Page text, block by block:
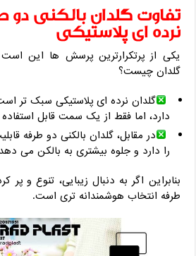
تفاوت گلدان بالکنی دو
نرده‌ ای پلاستیکی
یکی از پرتکرارترین پرسش ‌ها این
گلدان چیست؟
گلدان نرده ‌ای پلاستیکی سبک ‌تر
دارد، اما فقط از یک سمت قابل
در مقابل، گلدان بالکنی دو طرفه
را دارد و جلوه بیشتری به بالکن می‌
بنابراین اگر به دنبال زیبایی، تنوع و
طرفه انتخاب هوشمندانه ‌تری است.